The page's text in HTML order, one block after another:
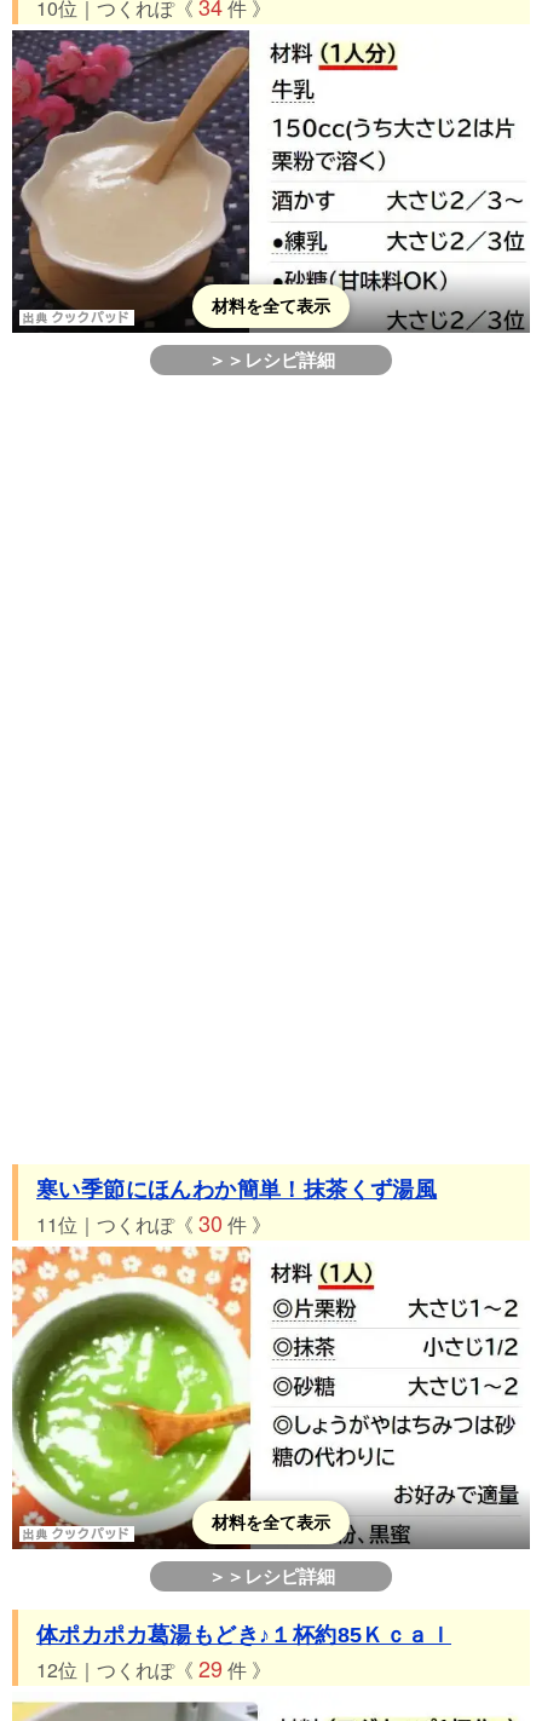
10位｜つくれぽ《 件 》
材料を全て表示
＞＞レシピ詳細
寒い季節にほんわか簡単！抹茶くず湯風
11位｜つくれぽ《 30 件 》
材料を全て表示
＞＞レシピ詳細
体ポカポカ葛湯もどき♪１杯約85Ｋｃａｌ
12位｜つくれぽ《 29 件 》